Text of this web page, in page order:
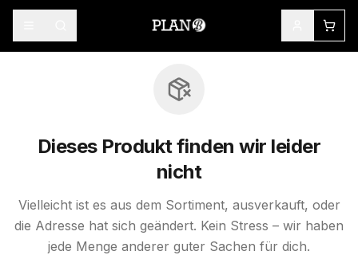
Dieses Produkt finden wir leider
nicht
Vielleicht ist es aus dem Sortiment, ausverkauft, oder
die Adresse hat sich geändert. Kein Stress – wir haben
jede Menge anderer guter Sachen für dich.